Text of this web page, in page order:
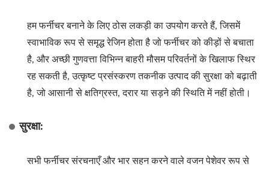
हम फर्नीचर बनाने के लिए ठोस लकड़ी का उपयोग करते हैं, जिसमें
स्वाभाविक रूप से समृद्ध रेजिन होता है जो फर्नीचर को कीड़ों से बचाता
है, और अच्छी गुणवत्ता विभिन्न बाहरी मौसम परिवर्तनों के खिलाफ स्थिर
रह सकती है, उत्कृष्ट प्रसंस्करण तकनीक उत्पाद की सुरक्षा को बढ़ाती
है, जो आसानी से क्षतिग्रस्त, दरार या सड़ने की स्थिति में नहीं होती।
सुरक्षा:
सभी फर्नीचर संरचनाएँ और भार सहन करने वाले वजन पेशेवर रूप से